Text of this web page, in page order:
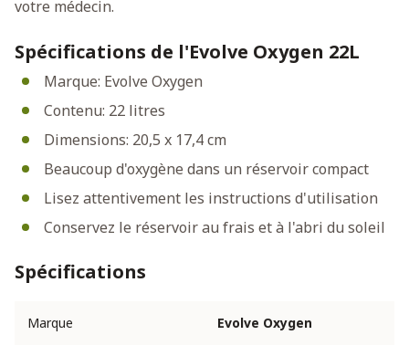
votre médecin.
Spécifications de l'Evolve Oxygen 22L
Marque: Evolve Oxygen
Contenu: 22 litres
Dimensions: 20,5 x 17,4 cm
Beaucoup d'oxygène dans un réservoir compact
Lisez attentivement les instructions d'utilisation
Conservez le réservoir au frais et à l'abri du soleil
Spécifications
Marque Evolve Oxygen